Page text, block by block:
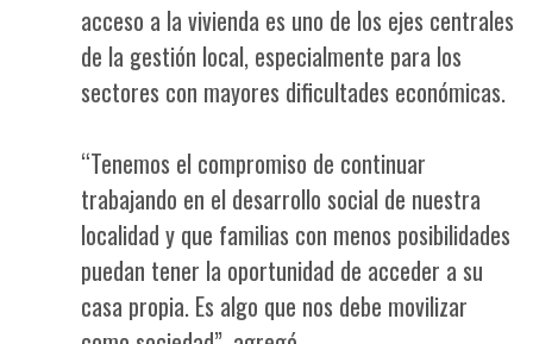
acceso a la vivienda es uno de los ejes centrales
de la gestión local, especialmente para los
sectores con mayores dificultades económicas.
“Tenemos el compromiso de continuar
trabajando en el desarrollo social de nuestra
localidad y que familias con menos posibilidades
puedan tener la oportunidad de acceder a su
casa propia. Es algo que nos debe movilizar